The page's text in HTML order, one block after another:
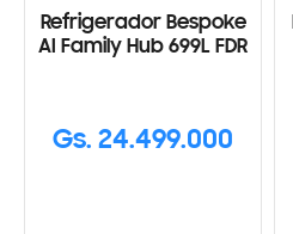
Refrigerador Bespoke
AI Family Hub 699L FDR
Gs. 24.499.000